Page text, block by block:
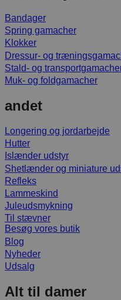
Bandager
Spring gamacher
Klokker
Dressur- og
Stald- og
Muk- og foldgamacher
andet
Longering og jordarbejde
Hutter
Islænder udstyr
Shetlænder og miniature
Refleks
Lammeskind
Juleudsmykning
Til stævner
Besøg vores butik
Blog
Nyheder
Udsalg
Alt til damer